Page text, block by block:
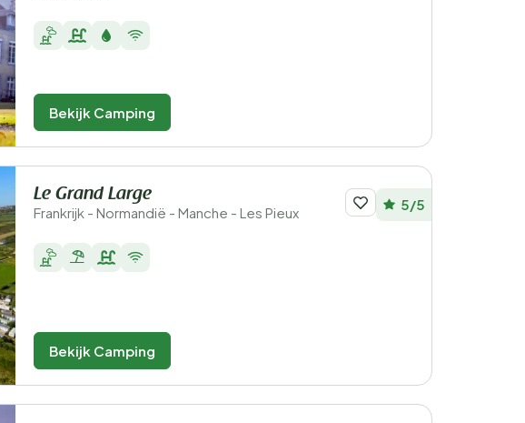
Bekijk Camping
Le Grand Large
Frankrijk - Normandië - Manche - Les Pieux 5/5
Bekijk Camping